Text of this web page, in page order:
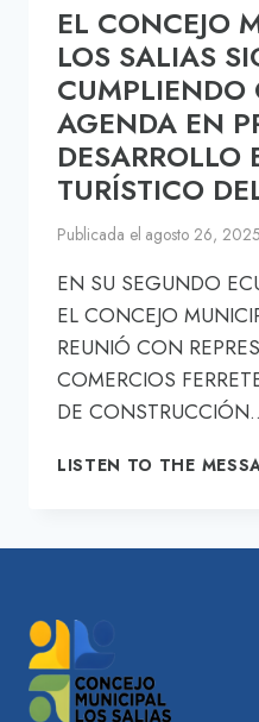
EL CONCEJO
LOS SALIAS
CUMPLIENDO
AGENDA EN
TURÍSTICO
Publicada el agosto 26, 2025
EN SU SEGUNDO
EL CONCEJO
REUNIÓ CON
COMERCIOS
DE
LISTEN TO THE